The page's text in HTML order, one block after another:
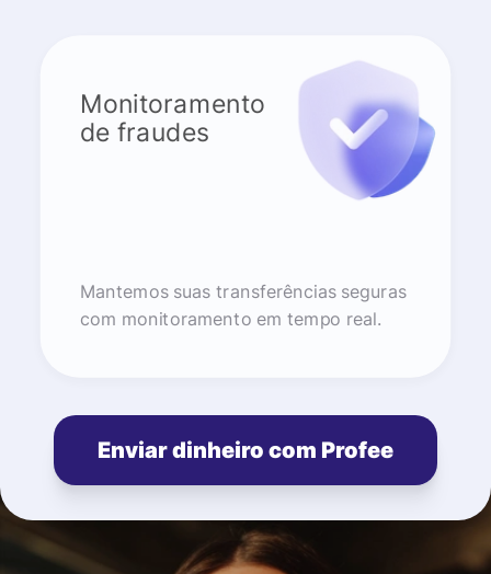
Monitoramento
de fraudes
Mantemos suas transferências seguras
com monitoramento em tempo real.
Enviar dinheiro com Profee